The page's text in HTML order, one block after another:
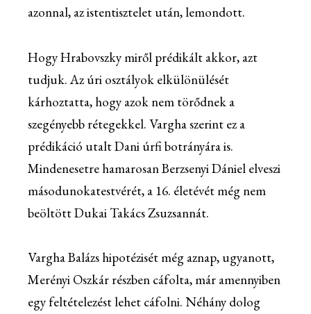
azonnal, az istentisztelet után, lemondott.
Hogy Hrabovszky miről prédikált akkor, azt
tudjuk. Az úri osztályok elkülönülését
kárhoztatta, hogy azok nem törődnek a
szegényebb rétegekkel. Vargha szerint ez a
prédikáció utalt Dani úrfi botrányára is.
Mindenesetre hamarosan Berzsenyi Dániel elveszi
másodunokatestvérét, a 16. életévét még nem
beöltött Dukai Takács Zsuzsannát.
Vargha Balázs hipotézisét még aznap, ugyanott,
Merényi Oszkár részben cáfolta, már amennyiben
egy feltételezést lehet cáfolni. Néhány dolog